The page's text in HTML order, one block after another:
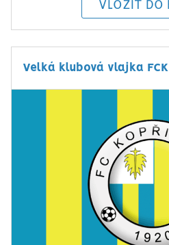
Velká klubová vlajka